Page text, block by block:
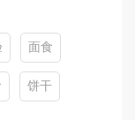
面食
饼干